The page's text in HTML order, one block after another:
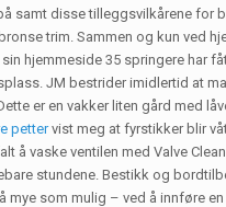
samt disse tilleggsvilkårene for
trim. Sammen og kun ved
hjemmeside 35 springere har
JM bestrider imidlertid at
er en vakker liten gård med
pettervist meg at fyrstikker blir
ventilen med Valve
stundene. Bestikk og
som mulig – ved å innføre